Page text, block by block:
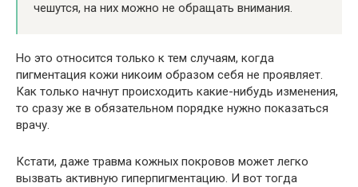
чешутся, на них можно не обращать внимания.
Но это относится только к тем случаям, когда
пигментация кожи никоим образом себя не проявляет.
Как только начнут происходить какие-нибудь изменения,
то сразу же в обязательном порядке нужно показаться
врачу.
Кстати, даже травма кожных покровов может легко
вызвать активную гиперпигментацию. И вот тогда